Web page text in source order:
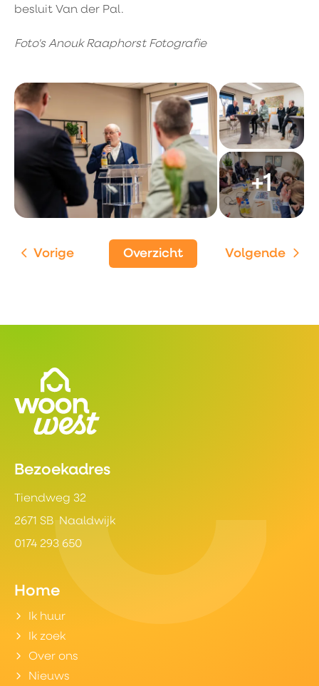
besluit Van der Pal.
Foto's Anouk Raaphorst Fotografie
Volgende
Overzicht
Vorige
Contactinformatie
Bezoekadres
Tiendweg 32
2671 SB Naaldwijk
0174 293 650
Home
Ik huur
Ik zoek
Over ons
Nieuws